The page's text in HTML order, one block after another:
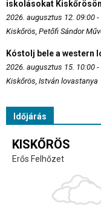
iskolásokat Kiskőrösön
2026. augusztus 12. 09:00 -
Kiskőrös, Petőfi Sándor
Kóstolj bele a western
2026. augusztus 15. 10:00 -
Kiskőrös, István lovastanya
Időjárás
KISKŐRÖS
Erős Felhőzet